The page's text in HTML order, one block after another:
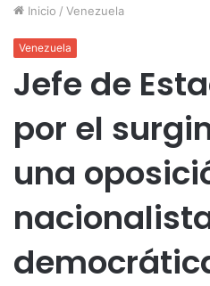
Inicio / Venezuela
Venezuela
Jefe de
por el
una